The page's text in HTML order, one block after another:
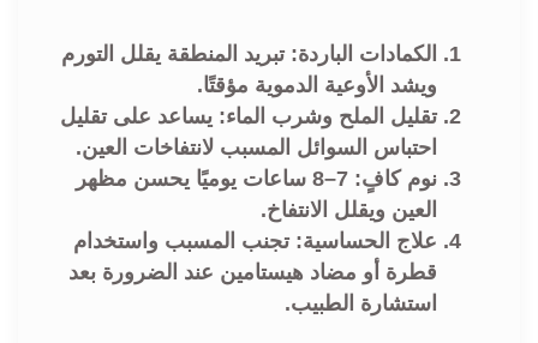
الكمادات الباردة: تبريد المنطقة يقلل التورم
ويشد الأوعية الدموية مؤقتًا.
تقليل الملح وشرب الماء: يساعد على تقليل
احتباس السوائل المسبب لانتفاخات العين.
نوم كافٍ:
7–8 ساعات يوميًا يحسن مظهر
العين ويقلل الانتفاخ.
علاج الحساسية: تجنب المسبب واستخدام
قطرة أو مضاد هيستامين عند الضرورة بعد
استشارة الطبيب.